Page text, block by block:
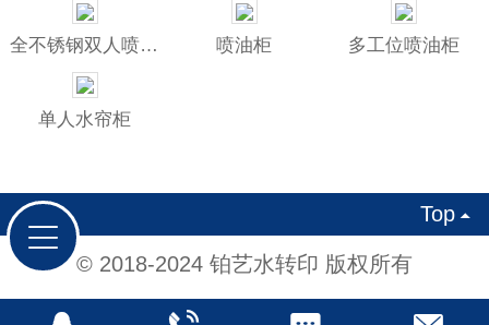
全不锈钢双人喷水帘柜 喷油柜 多工位喷油柜
单人水帘柜
Top
© 2018-2024 铂艺水转印 版权所有